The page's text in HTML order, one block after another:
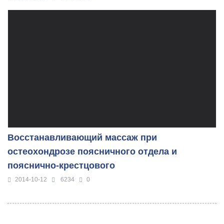
Восстанавливающий массаж при
остеохондрозе поясничного отдела и
пояснично-крестцового
2014-10-12 6234 0